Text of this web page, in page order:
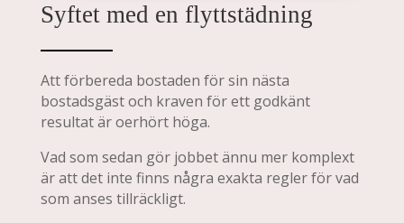
Syftet med en flyttstädning
Att förbereda bostaden för sin nästa
bostadsgäst och kraven för ett godkänt
resultat är oerhört höga.
Vad som sedan gör jobbet ännu mer komplext
är att det inte finns några exakta regler för vad
som anses tillräckligt.